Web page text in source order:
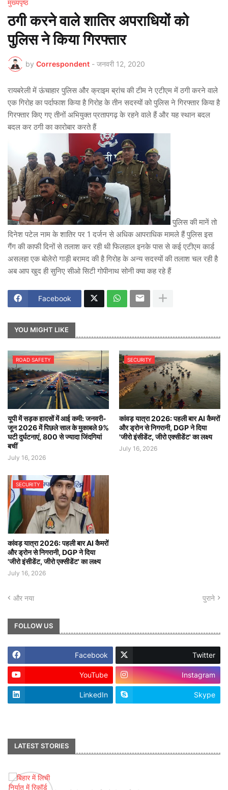
मुख्यपृष्ठ
ठगी करने वाले शातिर अपराधियों को
पुलिस ने किया गिरफ्तार
by Correspondent - जनवरी 12, 2020
रायबरेली में ऊंचाहार पुलिस और क्राइम ब्रांच की टीम ने एटीएम में ठगी करने वाले
एक गिरोह का पर्दाफाश किया है गिरोह के तीन सदस्यों को पुलिस ने गिरफ्तार किया है
गिरफ्तार किए गए तीनों अभियुक्त प्रतापगढ़ के रहने वाले हैं और यह स्थान बदल
बदल कर ठगी का कारोबार करते हैं
पुलिस की मानें तो
दिनेश पटेल नाम के शातिर पर 1 दर्जन से अधिक आपराधिक मामले हैं पुलिस इस
गैंग की काफी दिनों से तलाश कर रही थी फिलहाल इनके पास से कई एटीएम कार्ड
असलहा एक बोलेरो गाड़ी बरामद की है गिरोह के अन्य सदस्यों की तलाश चल रही है
अब आप खुद ही सुनिए सीओ सिटी गोपीनाथ सोनी क्या कह रहे हैं
Facebook
YOU MIGHT LIKE
ROAD SAFETY
यूपी में सड़क हादसों में आई कमी: जनवरी-
जून 2026 में पिछले साल के मुकाबले 9%
घटी दुर्घटनाएं, 800 से ज्यादा जिंदगियां
बचीं
July 16, 2026
SECURITY
कांवड़ यात्रा 2026: पहली बार AI कैमरों
और ड्रोन से निगरानी, DGP ने दिया
'जीरो इंसीडेंट, जीरो एक्सीडेंट' का लक्ष्य
July 16, 2026
SECURITY
कांवड़ यात्रा 2026: पहली बार AI कैमरों
और ड्रोन से निगरानी, DGP ने दिया
'जीरो इंसीडेंट, जीरो एक्सीडेंट' का लक्ष्य
July 16, 2026
और नया पुराने
FOLLOW US
Facebook Twitter
YouTube Instagram
LinkedIn Skype
LATEST STORIES